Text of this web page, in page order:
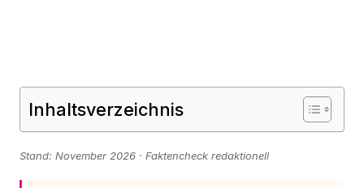
Inhaltsverzeichnis
Stand: November 2026 · Faktencheck redaktionell